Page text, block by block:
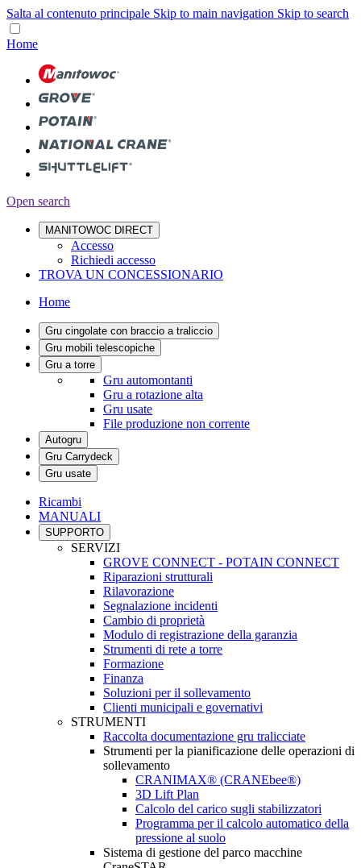
Salta al contenuto principale Skip to main navigation Skip to search
Home
Open search
MANITOWOC DIRECT
Accesso
Richiedi accesso
TROVA UN CONCESSIONARIO
Home
Gru cingolate con braccio a traliccio
Gru mobili telescopiche
Gru a torre
Gru automontanti
Gru a rotazione alta
Gru usate
File produzione non corrente
Autogru
Gru Carrydeck
Gru usate
Ricambi
MANUALI
SUPPORTO
SERVIZI
GROVE CONNECT - POTAIN CONNECT
Riparazioni strutturali
Rilavorazione
Segnalazione incidenti
Cambio di proprietà
Modulo di registrazione della garanzia
Strumenti di rete a torre
Formazione
Finanza
Soluzioni per il sollevamento
Clienti municipali e governativi
STRUMENTI
Raccolta documentazione gru tralicciate
Strumenti per la pianificazione delle operazioni di
sollevamento
CRANIMAX® (CRANEbee®)
3D Lift Plan
Calcolo del carico sugli stabilizzatori
Programma per il calcolo automatico della
pressione al suolo
Sistema di gestione del parco macchine